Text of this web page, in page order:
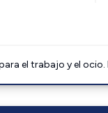
el trabajo y el